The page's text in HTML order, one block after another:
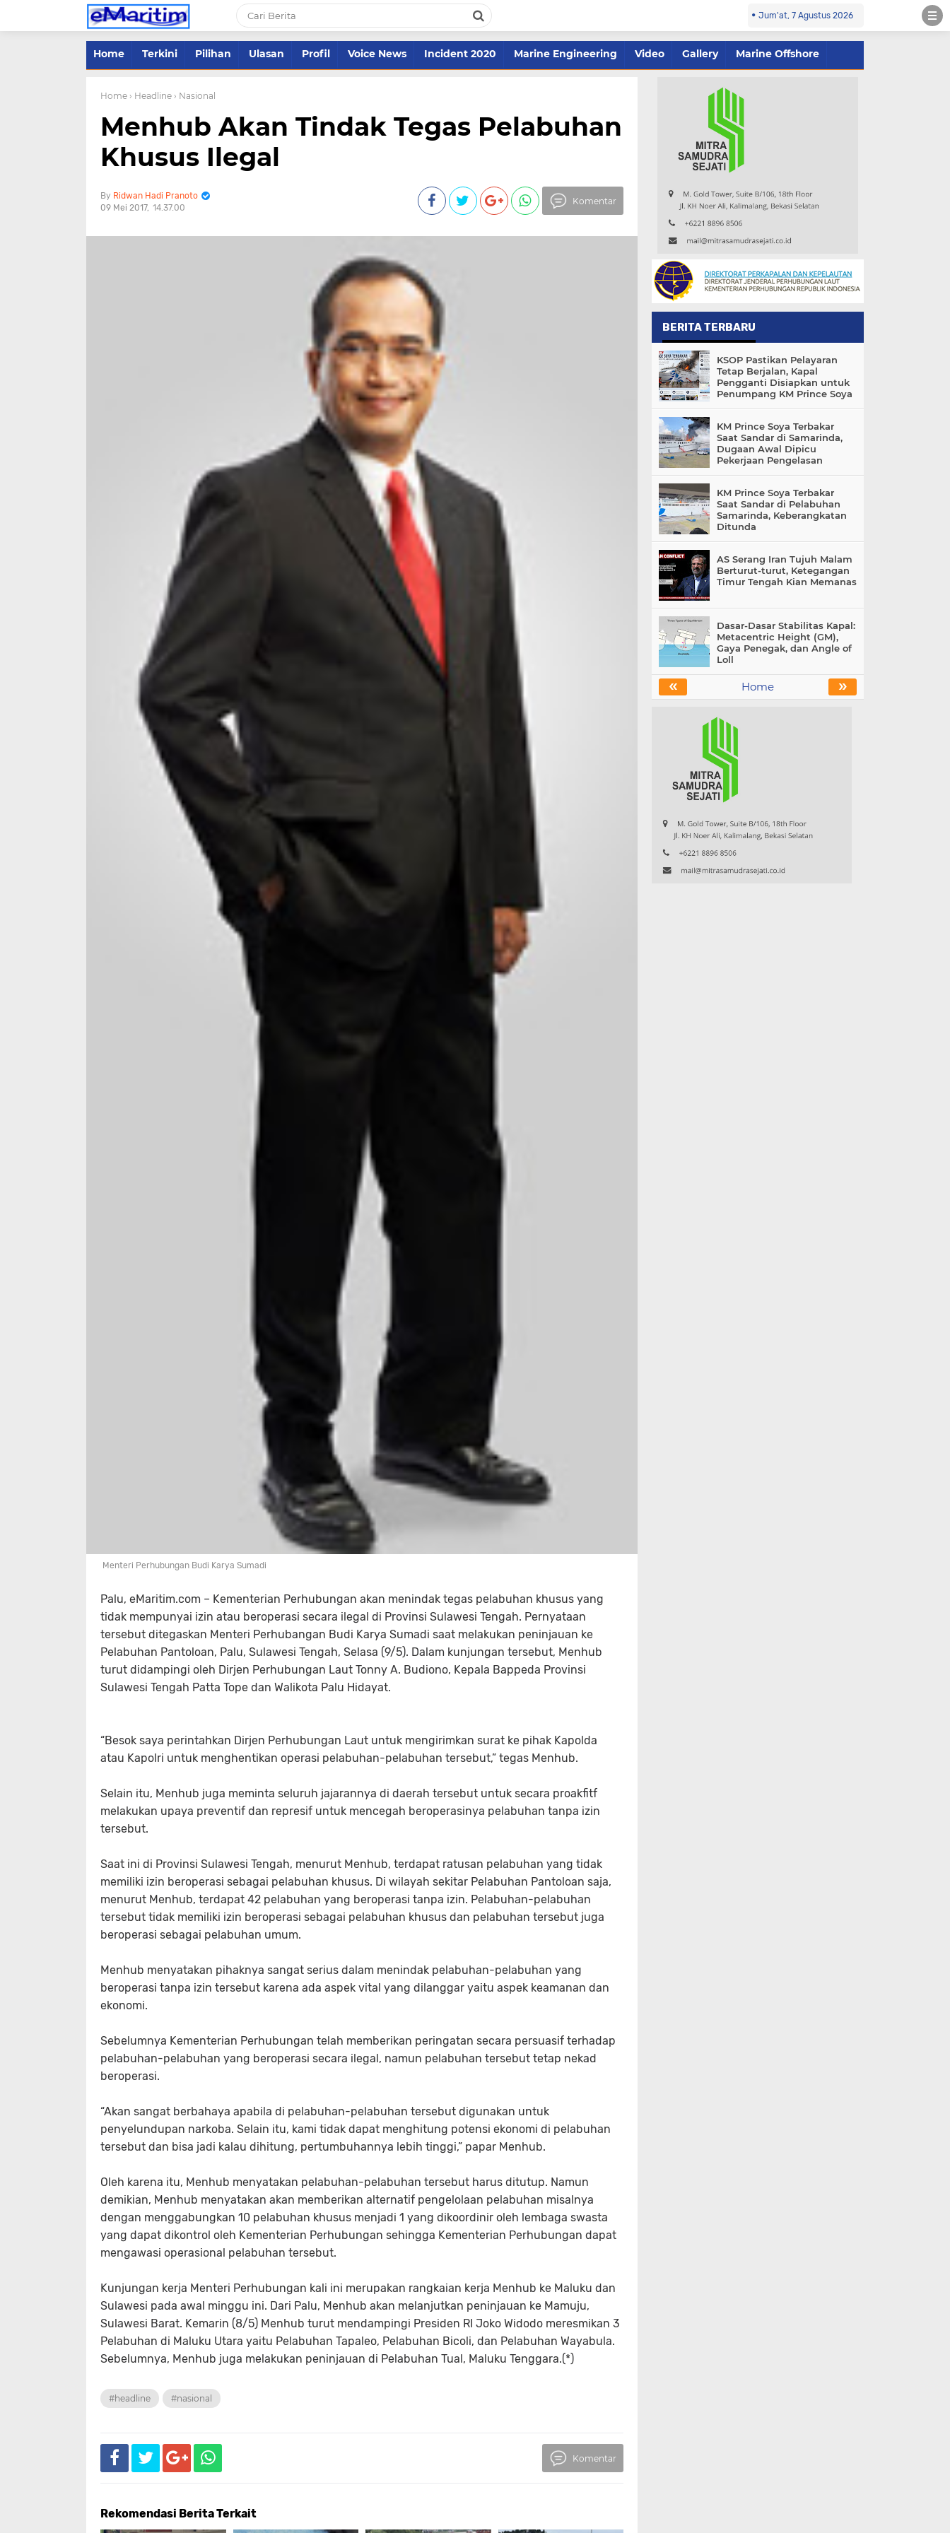
Jum'at, 7 Agustus 2026
Home Terkini Pilihan Ulasan Profil Voice News Incident 2020 Marine Engineering Video Gallery Marine Offshore
Home › Headline › Nasional
Menhub Akan Tindak Tegas Pelabuhan
Khusus Ilegal
Ridwan Hadi Pranoto
09 Mei 2017 14.37.00
Komentar
Menteri Perhubungan Budi Karya Sumadi
Palu, eMaritim.com – Kementerian Perhubungan akan menindak tegas pelabuhan khusus yang
tidak mempunyai izin atau beroperasi secara ilegal di Provinsi Sulawesi Tengah. Pernyataan
tersebut ditegaskan Menteri Perhubangan Budi Karya Sumadi saat melakukan peninjauan ke
Pelabuhan Pantoloan, Palu, Sulawesi Tengah, Selasa (9/5). Dalam kunjungan tersebut, Menhub
turut didampingi oleh Dirjen Perhubungan Laut Tonny A. Budiono, Kepala Bappeda Provinsi
Sulawesi Tengah Patta Tope dan Walikota Palu Hidayat.
“Besok saya perintahkan Dirjen Perhubungan Laut untuk mengirimkan surat ke pihak Kapolda
atau Kapolri untuk menghentikan operasi pelabuhan-pelabuhan tersebut,” tegas Menhub.
Selain itu, Menhub juga meminta seluruh jajarannya di daerah tersebut untuk secara proakfitf
melakukan upaya preventif dan represif untuk mencegah beroperasinya pelabuhan tanpa izin
tersebut.
Saat ini di Provinsi Sulawesi Tengah, menurut Menhub, terdapat ratusan pelabuhan yang tidak
memiliki izin beroperasi sebagai pelabuhan khusus. Di wilayah sekitar Pelabuhan Pantoloan saja,
menurut Menhub, terdapat 42 pelabuhan yang beroperasi tanpa izin. Pelabuhan-pelabuhan
tersebut tidak memiliki izin beroperasi sebagai pelabuhan khusus dan pelabuhan tersebut juga
beroperasi sebagai pelabuhan umum.
Menhub menyatakan pihaknya sangat serius dalam menindak pelabuhan-pelabuhan yang
beroperasi tanpa izin tersebut karena ada aspek vital yang dilanggar yaitu aspek keamanan dan
ekonomi.
Sebelumnya Kementerian Perhubungan telah memberikan peringatan secara persuasif terhadap
pelabuhan-pelabuhan yang beroperasi secara ilegal, namun pelabuhan tersebut tetap nekad
beroperasi.
“Akan sangat berbahaya apabila di pelabuhan-pelabuhan tersebut digunakan untuk
penyelundupan narkoba. Selain itu, kami tidak dapat menghitung potensi ekonomi di pelabuhan
tersebut dan bisa jadi kalau dihitung, pertumbuhannya lebih tinggi,” papar Menhub.
Oleh karena itu, Menhub menyatakan pelabuhan-pelabuhan tersebut harus ditutup. Namun
demikian, Menhub menyatakan akan memberikan alternatif pengelolaan pelabuhan misalnya
dengan menggabungkan 10 pelabuhan khusus menjadi 1 yang dikoordinir oleh lembaga swasta
yang dapat dikontrol oleh Kementerian Perhubungan sehingga Kementerian Perhubungan dapat
mengawasi operasional pelabuhan tersebut.
Kunjungan kerja Menteri Perhubungan kali ini merupakan rangkaian kerja Menhub ke Maluku dan
Sulawesi pada awal minggu ini. Dari Palu, Menhub akan melanjutkan peninjauan ke Mamuju,
Sulawesi Barat. Kemarin (8/5) Menhub turut mendampingi Presiden RI Joko Widodo meresmikan 3
Pelabuhan di Maluku Utara yaitu Pelabuhan Tapaleo, Pelabuhan Bicoli, dan Pelabuhan Wayabula.
Sebelumnya, Menhub juga melakukan peninjauan di Pelabuhan Tual, Maluku Tenggara.(*)
#headline #nasional
Komentar
Rekomendasi Berita Terkait
BERITA TERBARU
KSOP Pastikan Pelayaran
Tetap Berjalan, Kapal
Pengganti Disiapkan untuk
Penumpang KM Prince Soya
KM Prince Soya Terbakar
Saat Sandar di Samarinda,
Dugaan Awal Dipicu
Pekerjaan Pengelasan
KM Prince Soya Terbakar
Saat Sandar di Pelabuhan
Samarinda, Keberangkatan
Ditunda
AS Serang Iran Tujuh Malam
Berturut-turut, Ketegangan
Timur Tengah Kian Memanas
Dasar-Dasar Stabilitas Kapal:
Metacentric Height (GM),
Gaya Penegak, dan Angle of
Loll
« »
Home